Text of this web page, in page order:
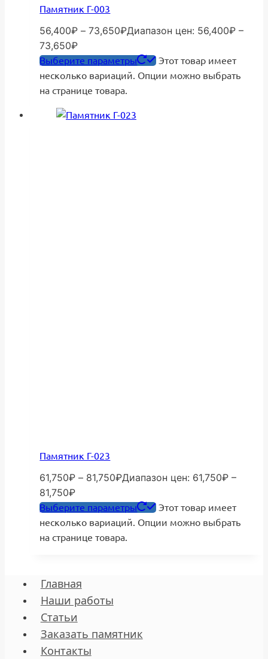
Памятник Г-003
56,400₽ – 73,650₽Диапазон цен: 56,400₽ –
73,650₽
Выберите параметры
Этот товар имеет
несколько вариаций. Опции можно выбрать
на странице товара.
Памятник Г-023
61,750₽ – 81,750₽Диапазон цен: 61,750₽ –
81,750₽
Выберите параметры
Этот товар имеет
несколько вариаций. Опции можно выбрать
на странице товара.
Главная
Наши работы
Статьи
Заказать памятник
Контакты